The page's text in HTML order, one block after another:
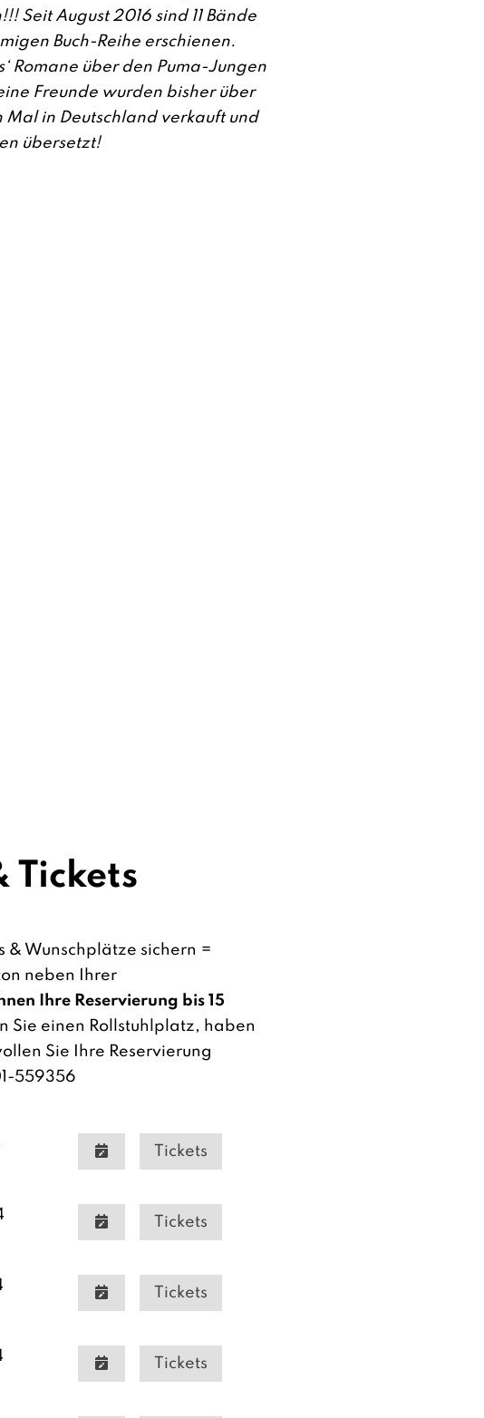
Seit August 2016 sind 11 Bände
Buch-Reihe erschienen.
Romane über den Puma-Jungen
Freunde wurden bisher über
in Deutschland verkauft und
übersetzt!
Tickets
& Wunschplätze sichern =
neben Ihrer
Ihre Reservierung bis 15
Sie einen Rollstuhlplatz, haben
Sie Ihre Reservierung
559356
Tickets
Tickets
Tickets
Tickets